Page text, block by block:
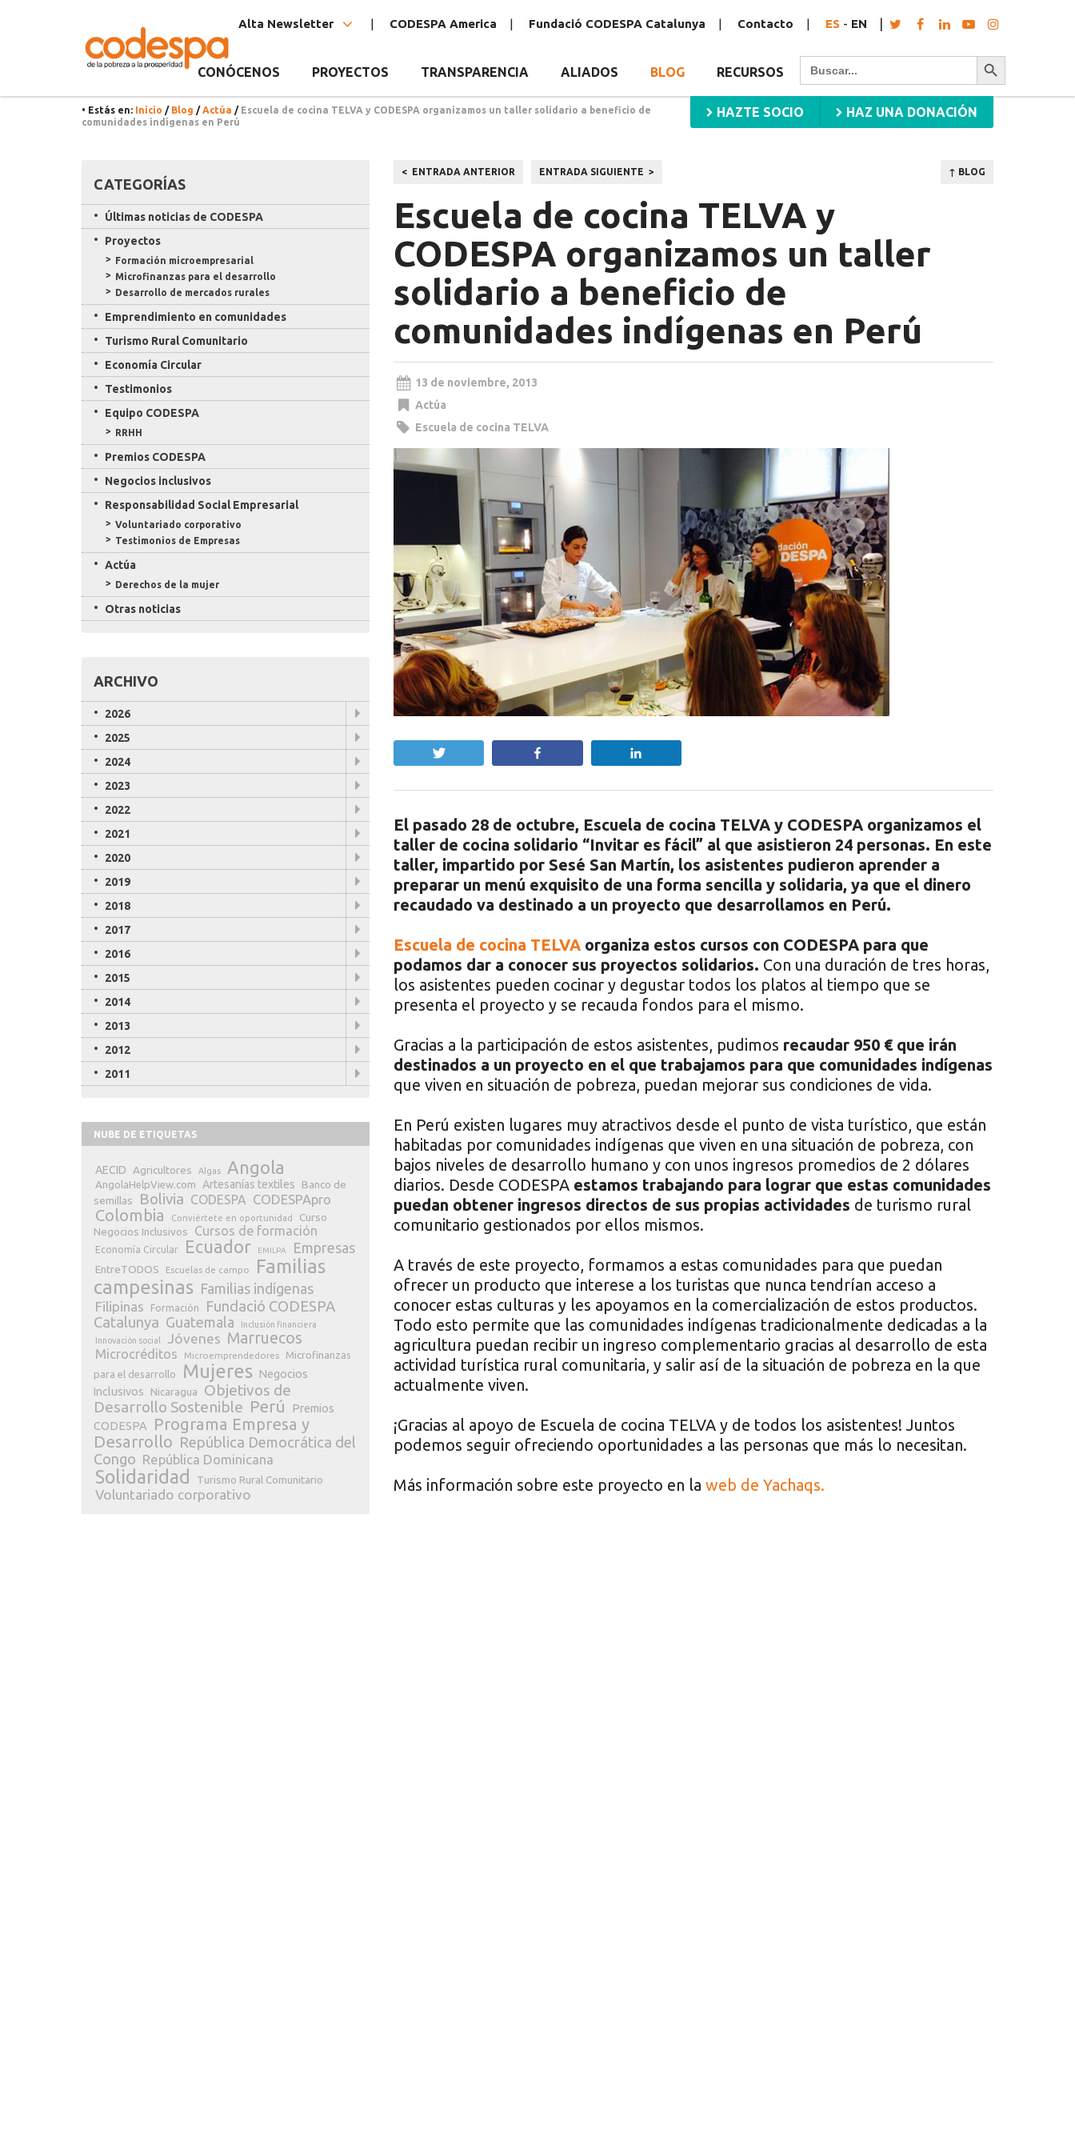
Alta Newsletter CODESPA America Fundació CODESPA Catalunya Contacto ES - EN
CONÓCENOS PROYECTOS TRANSPARENCIA ALIADOS BLOG RECURSOS
Buscar: Botón de búsqueda
HAZTE SOCIO HAZ UNA DONACIÓN
• Estás en: Inicio / Blog / Actúa / Escuela de cocina TELVA y CODESPA organizamos un taller solidario a beneficio de
comunidades indígenas en Perú
↑ BLOG
Navegación
de
entradas
ENTRADA ANTERIOR ENTRADA SIGUIENTE
Escuela de cocina TELVA y
CODESPA organizamos un taller
solidario a beneficio de
comunidades indígenas en Perú
13 de noviembre, 2013
Actúa
Escuela de cocina TELVA
El pasado 28 de octubre, Escuela de cocina TELVA y CODESPA organizamos el
taller de cocina solidario “Invitar es fácil” al que asistieron 24 personas. En este
taller, impartido por Sesé San Martín, los asistentes pudieron aprender a
preparar un menú exquisito de una forma sencilla y solidaria, ya que el dinero
recaudado va destinado a un proyecto que desarrollamos en Perú.
Escuela de cocina TELVA organiza estos cursos con CODESPA para que
podamos dar a conocer sus proyectos solidarios. Con una duración de tres horas,
los asistentes pueden cocinar y degustar todos los platos al tiempo que se
presenta el proyecto y se recauda fondos para el mismo.
Gracias a la participación de estos asistentes, pudimos recaudar 950 € que irán
destinados a un proyecto en el que trabajamos para que comunidades indígenas
que viven en situación de pobreza, puedan mejorar sus condiciones de vida.
En Perú existen lugares muy atractivos desde el punto de vista turístico, que están
habitadas por comunidades indígenas que viven en una situación de pobreza, con
bajos niveles de desarrollo humano y con unos ingresos promedios de 2 dólares
diarios. Desde CODESPA estamos trabajando para lograr que estas comunidades
puedan obtener ingresos directos de sus propias actividades de turismo rural
comunitario gestionados por ellos mismos.
A través de este proyecto, formamos a estas comunidades para que puedan
ofrecer un producto que interese a los turistas que nunca tendrían acceso a
conocer estas culturas y les apoyamos en la comercialización de estos productos.
Todo esto permite que las comunidades indígenas tradicionalmente dedicadas a la
agricultura puedan recibir un ingreso complementario gracias al desarrollo de esta
actividad turística rural comunitaria, y salir así de la situación de pobreza en la que
actualmente viven.
¡Gracias al apoyo de Escuela de cocina TELVA y de todos los asistentes! Juntos
podemos seguir ofreciendo oportunidades a las personas que más lo necesitan.
Más información sobre este proyecto en la web de Yachaqs.
CATEGORÍAS
Últimas noticias de CODESPA
Proyectos
Formación microempresarial
Microfinanzas para el desarrollo
Desarrollo de mercados rurales
Emprendimiento en comunidades
Turismo Rural Comunitario
Economía Circular
Testimonios
Equipo CODESPA
RRHH
Premios CODESPA
Negocios inclusivos
Responsabilidad Social Empresarial
Voluntariado corporativo
Testimonios de Empresas
Actúa
Derechos de la mujer
Otras noticias
ARCHIVO
2026
2025
2024
2023
2022
2021
2020
2019
2018
2017
2016
2015
2014
2013
2012
2011
NUBE DE ETIQUETAS
AECID Agricultores Algas Angola
AngolaHelpView.com Artesanías textiles
Banco de
semillas
Bolivia CODESPA CODESPApro
Colombia Conviértete en oportunidad
Curso
Negocios Inclusivos
Cursos de formación
Economía Circular Ecuador EMILPA Empresas
EntreTODOS Escuelas de campo
Familias
campesinas Familias indígenas
Filipinas
Formación
Fundació CODESPA
Catalunya Guatemala
Inclusión financiera
Innovación social
Jóvenes Marruecos
Microcréditos Microemprendedores
Microfinanzas
para el desarrollo
Mujeres
Negocios
Inclusivos
Nicaragua
Objetivos de
Desarrollo Sostenible Perú
Premios
CODESPA
Programa Empresa y
Desarrollo República Democrática del
Congo República Dominicana
Solidaridad Turismo Rural Comunitario
Voluntariado corporativo